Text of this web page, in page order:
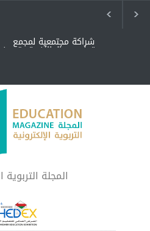
شراكة مجتمعية لمجمع
تعليمي بالطائف تستهدف
المجلة التربوية